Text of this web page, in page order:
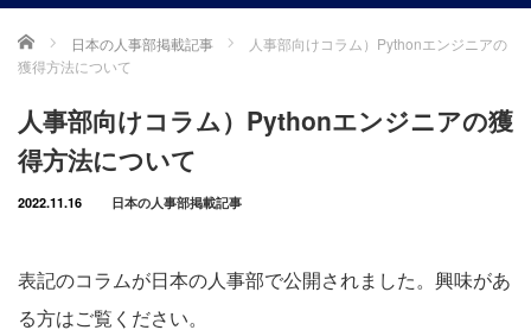
ホーム 日本の人事部掲載記事
人事部向けコラム）Pythonエンジニアの
獲得方法について
人事部向けコラム）Pythonエンジニアの獲
得方法について
2022.11.16 日本の人事部掲載記事
表記のコラムが日本の人事部で公開されました。興味があ
る方はご覧ください。